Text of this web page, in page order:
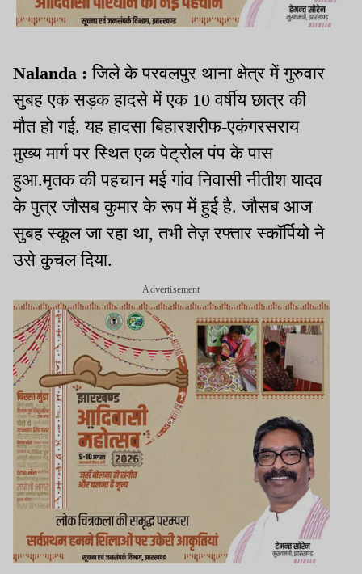
Nalanda : जिले के परवलपुर थाना क्षेत्र में गुरुवार
सुबह एक सड़क हादसे में एक 10वर्षीय छात्र की
मौत हो गई. यह हादसा बिहारशरीफ-एकंगरसराय
मुख्य मार्ग पर स्थित एक पेट्रोल पंप के पास
हुआ.मृतक की पहचान मई गांव निवासी नीतीश यादव
के पुत्र जौसब कुमार के रूप में हुई है. जौसब आज
सुबह स्कूल जा रहा था,तभी तेज़ रफ्तार स्कॉर्पियो ने
उसे कुचल दिया.
Advertisement